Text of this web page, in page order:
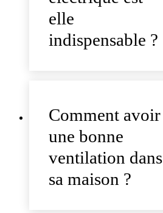
elle
indispensable ?
Comment avoir
une bonne
ventilation dans
sa maison ?